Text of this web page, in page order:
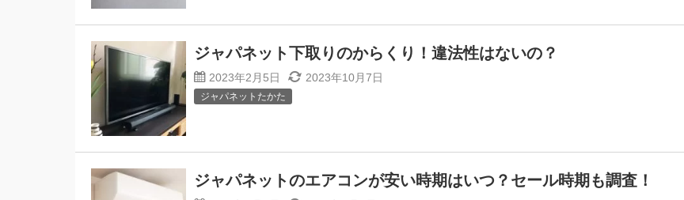
ジャパネット下取りのからくり！違法性はないの？
2023年2月5日 2023年10月7日
ジャパネットたかた
ジャパネットのエアコンが安い時期はいつ？セール時期も調査！